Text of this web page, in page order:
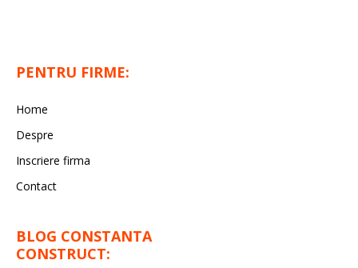
PENTRU FIRME:
Home
Despre
Inscriere firma
Contact
BLOG CONSTANTA
CONSTRUCT: